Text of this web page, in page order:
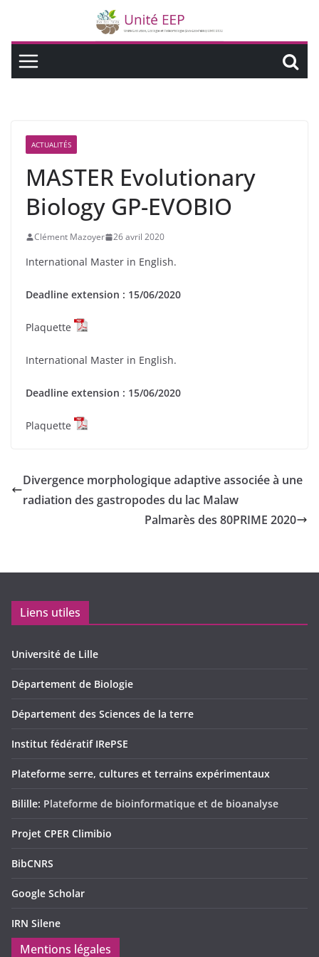
ACTUALITÉS
MASTER Evolutionary
Biology GP-EVOBIO
Clément Mazoyer 26 avril 2020
International Master in English.
Deadline extension : 15/06/2020
Plaquette
International Master in English.
Deadline extension : 15/06/2020
Plaquette
Divergence morphologique adaptive associée à une
radiation des gastropodes du lac Malaw
Palmarès des 80PRIME 2020
Liens utiles
Université de Lille
Département de Biologie
Département des Sciences de la terre
Institut fédératif IRePSE
Plateforme serre, cultures et terrains expérimentaux
Bilille: Plateforme de bioinformatique et de bioanalyse
Projet CPER Climibio
BibCNRS
Google Scholar
IRN Silene
Mentions légales